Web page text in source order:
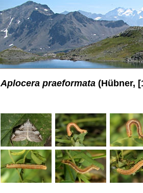
Aplocera praeformata (Hübner,